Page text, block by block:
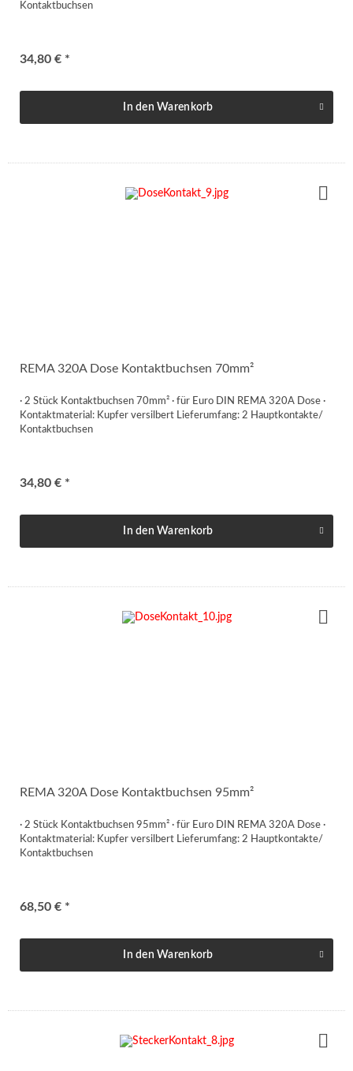
Kontaktbuchsen
34,80 € *
In den Warenkorb
REMA 320A Dose Kontaktbuchsen 70mm²
· 2 Stück Kontaktbuchsen 70mm² · für Euro DIN REMA 320A Dose ·
Kontaktmaterial: Kupfer versilbert Lieferumfang: 2 Hauptkontakte/
Kontaktbuchsen
34,80 € *
In den Warenkorb
REMA 320A Dose Kontaktbuchsen 95mm²
· 2 Stück Kontaktbuchsen 95mm² · für Euro DIN REMA 320A Dose ·
Kontaktmaterial: Kupfer versilbert Lieferumfang: 2 Hauptkontakte/
Kontaktbuchsen
68,50 € *
In den Warenkorb